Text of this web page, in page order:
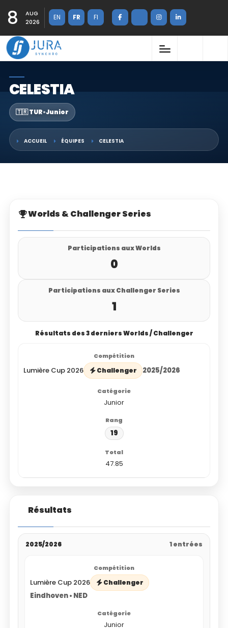
8
AUG
2026
EN FR FI
CELESTIA
🇹🇷 TUR•Junior
ACCUEIL ÉQUIPES CELESTIA
Worlds & Challenger Series
Participations aux Worlds
0
Participations aux Challenger Series
1
Résultats des 3 derniers Worlds / Challenger
Lumière Cup 2026 Challenger 2025/2026
Junior
19
47.85
Résultats
2025/2026 1 entrées
Lumière Cup 2026 Challenger
Eindhoven • NED
Junior